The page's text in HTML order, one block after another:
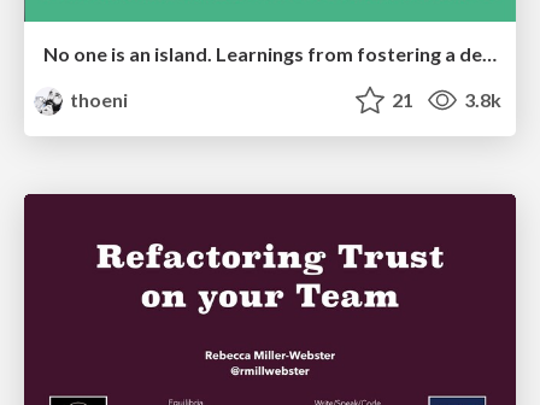
No one is an island. Learnings from fostering a developers community.
thoeni
21 3.8k